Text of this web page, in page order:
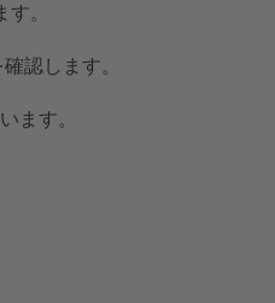
。
認します。
ます。